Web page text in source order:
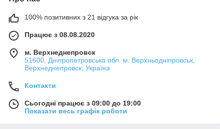
100% позитивних з 21 відгука за рік
Працює з 08.08.2020
м. Верхнеднепровск
51600, Дніпропетровська обл. м. Верхньодніпровськ,
Верхнеднепровск, Україна
Контакти
Сьогодні працює з 09:00 до 19:00
Показати весь графік роботи